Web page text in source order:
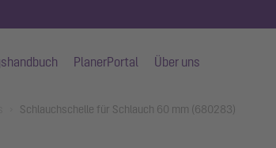
PlanerPortal Über uns
Schlauchschelle für Schlauch 60 mm (680283)